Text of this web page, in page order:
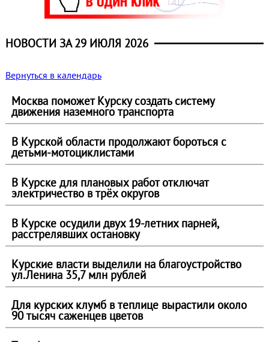
НОВОСТИ ЗА 29 ИЮЛЯ 2026
Вернуться в календарь
Москва поможет Курску создать систему
движения наземного транспорта
В Курской области продолжают бороться с
детьми-мотоциклистами
В Курске для плановых работ отключат
электричество в трёх округов
В Курске осудили двух 19-летних парней,
расстрелявших остановку
Курские власти выделили на благоустройство
ул.Ленина 35,7 млн рублей
Для курских клумб в теплице вырастили около
90 тысяч саженцев цветов